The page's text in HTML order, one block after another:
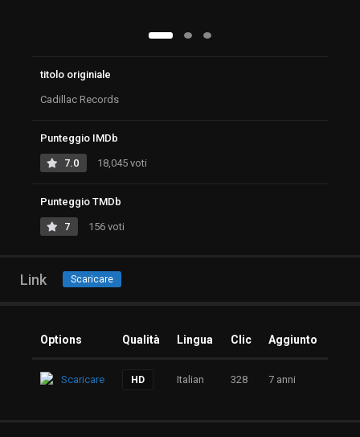
titolo originiale
Cadillac Records
Punteggio IMDb
7.0 18,045 voti
Punteggio TMDb
7 156 voti
Link Scaricare
Options Qualità Lingua Clic Aggiunto
Scaricare HD Italian 328 7 anni